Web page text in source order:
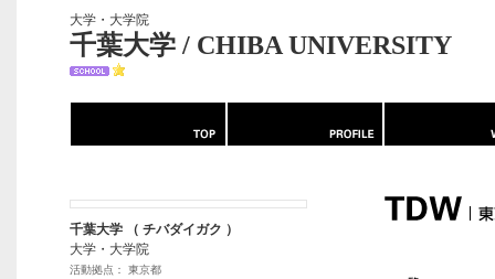
大学・大学院
千葉大学 / CHIBA UNIVERSITY
千葉大学 （ チバダイガク ）
大学・大学院
活動拠点： 東京都